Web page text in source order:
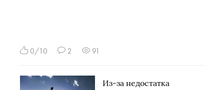
0/10 2 91
Из-за недостатка